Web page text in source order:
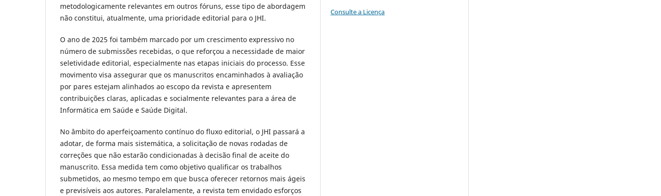
metodologicamente relevantes em outros fóruns, esse tipo de abordagem
não constitui, atualmente, uma prioridade editorial para o JHI.
O ano de 2025 foi também marcado por um crescimento expressivo no
número de submissões recebidas, o que reforçou a necessidade de maior
seletividade editorial, especialmente nas etapas iniciais do processo. Esse
movimento visa assegurar que os manuscritos encaminhados à avaliação
por pares estejam alinhados ao escopo da revista e apresentem
contribuições claras, aplicadas e socialmente relevantes para a área de
Informática em Saúde e Saúde Digital.
No âmbito do aperfeiçoamento contínuo do fluxo editorial, o JHI passará a
adotar, de forma mais sistemática, a solicitação de novas rodadas de
correções que não estarão condicionadas à decisão final de aceite do
manuscrito. Essa medida tem como objetivo qualificar os trabalhos
submetidos, ao mesmo tempo em que busca oferecer retornos mais ágeis
e previsíveis aos autores. Paralelamente, a revista tem envidado esforços
Consulte a Licença